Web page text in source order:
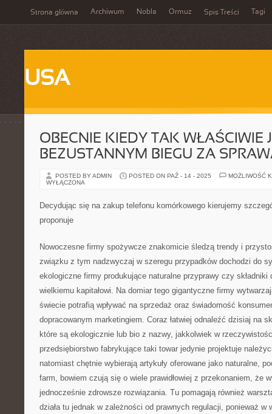
Strona główna Archiwum Nobla Ormuz Spis Treści Tagi
USA
OBECNIE KIEDY TAK WŁAŚCIWIE
BEZUSTANNYM BIEGU ZA
POSTED BY ADMIN POSTED ON PAŹ - 14 - 2025
MOŻLIWOŚĆ
WYŁĄCZONA
Decydując się na zakup telefonu komórkowego kierujemy
proponuje
Nowoczesne firmy spożywcze znakomicie śledzą trendy i
związku z tym nadzwyczaj w szeregu przypadków dochodzi do
ekologiczne firmy produkujące naturalne przyprawy czy
wielkiemu kapitałowi. Na domiar tego gigantyczne firmy
świecie potrafią wpływać na sprzedaż oraz świadomość
dopracowanym marketingiem. Coraz łatwiej odnaleźć dzisiaj na
które są ekologicznie lub bio z nazwy, jakkolwiek w
przedsiębiorstwo fabrykujące taki towar jedynie projektuje
natomiast chętnie wybierają artykuły oferowane jako naturalne,
farm, bowiem czują się o wiele prawidłowiej z przekonaniem, że
jednocześnie zdrowsze rozwiązania. Tu pomagają również
działa tu jednak w zależności od prawnych regulacji, ponieważ w